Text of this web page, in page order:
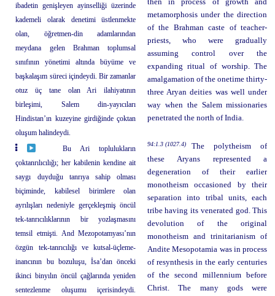
ibadetin genişleyen ayinselliği üzerinde
kademeli olarak denetimi üstlenmekte
olan, öğretmen-din adamlarından
meydana gelen Brahman toplumsal
sınıfının yönetimi altında büyüme ve
başkalaşım süreci içindeydi. Bir zamanlar
otuz üç tane olan Ari ilahiyatının
birleşimi, Salem din-yayıcıları
Hindistan’ın kuzeyine girdiğinde çoktan
oluşum halindeydi.
then in process of growth and
metamorphosis under the direction
of the Brahman caste of teacher-
priests, who were gradually
assuming control over the
expanding ritual of worship. The
amalgamation of the onetime thirty-
three Aryan deities was well under
way when the Salem missionaries
penetrated the north of India.
Bu Ari toplulukların
çoktanrılıcılığı; her kabilenin kendine ait
saygı duyduğu tanrıya sahip olması
biçiminde, kabilesel birimlere olan
ayrılışları nedeniyle gerçekleşmiş öncül
tek-tanrıcılıklarının bir yozlaşmasını
temsil etmişti. And Mezopotamyası’nın
özgün tek-tanrıcılığı ve kutsal-üçleme-
inancının bu bozuluşu, İsa’dan önceki
ikinci binyılın öncül çağlarında yeniden
sentezlenme oluşumu içerisindeydi.
94:1.3 (1027.4)
The polytheism of
these Aryans represented a
degeneration of their earlier
monotheism occasioned by their
separation into tribal units, each
tribe having its venerated god. This
devolution of the original
monotheism and trinitarianism of
Andite Mesopotamia was in process
of resynthesis in the early centuries
of the second millennium before
Christ. The many gods were